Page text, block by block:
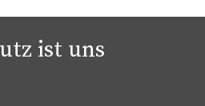
ist uns